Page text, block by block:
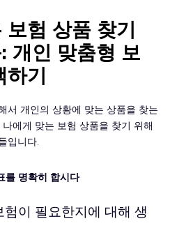
보험 상품 찾기
개인 맞춤형 보
하기
서 개인의 상황에 맞는 상품을 찾는
에게 맞는 보험 상품을 찾기 위해
입니다.
를 명확히 합시다
험이 필요한지에 대해 생